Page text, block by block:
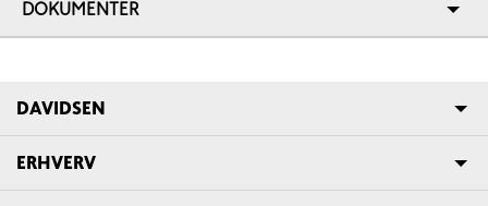
DOKUMENTER
DAVIDSEN
ERHVERV